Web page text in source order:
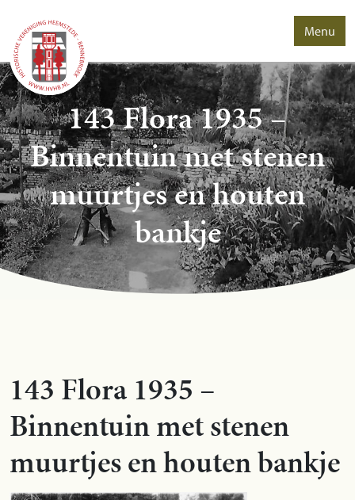
Menu
143 Flora 1935 –
Binnentuin met stenen
muurtjes en houten
bankje
143 Flora 1935 –
Binnentuin met stenen
muurtjes en houten bankje